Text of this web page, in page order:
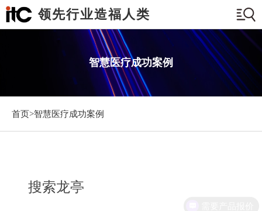
领先行业造福人类
智慧医疗成功案例
首页>智慧医疗成功案例
搜索龙亭